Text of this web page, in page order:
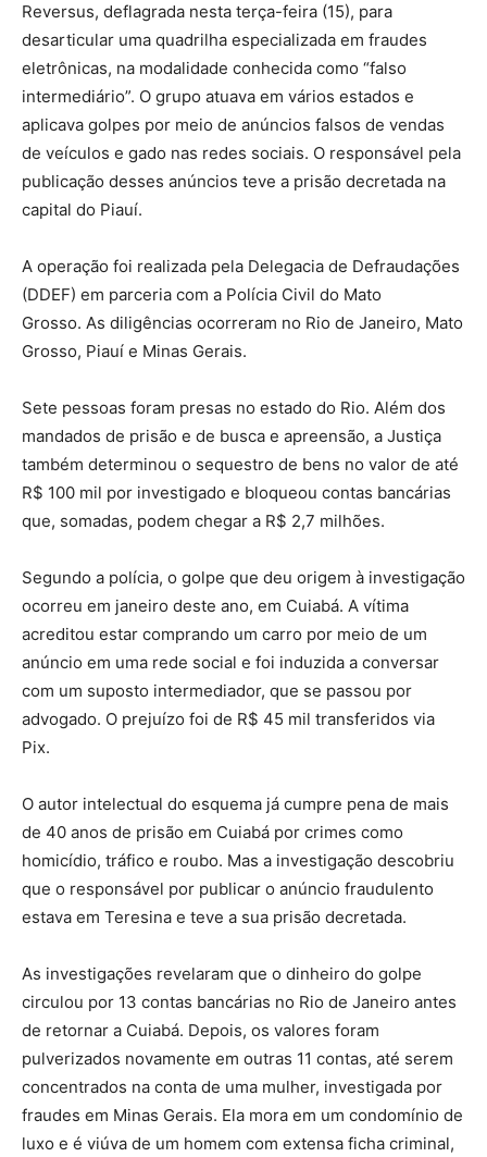
Reversus, deflagrada nesta terça-feira (15), para
desarticular uma quadrilha especializada em fraudes
eletrônicas, na modalidade conhecida como “falso
intermediário”. O grupo atuava em vários estados e
aplicava golpes por meio de anúncios falsos de vendas
de veículos e gado nas redes sociais. O responsável pela
publicação desses anúncios teve a prisão decretada na
capital do Piauí.
A operação foi realizada pela Delegacia de Defraudações
(DDEF) em parceria com a Polícia Civil do Mato
Grosso. As diligências ocorreram no Rio de Janeiro, Mato
Grosso, Piauí e Minas Gerais.
Sete pessoas foram presas no estado do Rio. Além dos
mandados de prisão e de busca e apreensão, a Justiça
também determinou o sequestro de bens no valor de até
R$ 100 mil por investigado e bloqueou contas bancárias
que, somadas, podem chegar a R$ 2,7 milhões.
Segundo a polícia, o golpe que deu origem à investigação
ocorreu em janeiro deste ano, em Cuiabá. A vítima
acreditou estar comprando um carro por meio de um
anúncio em uma rede social e foi induzida a conversar
com um suposto intermediador, que se passou por
advogado. O prejuízo foi de R$ 45 mil transferidos via
Pix.
O autor intelectual do esquema já cumpre pena de mais
de 40 anos de prisão em Cuiabá por crimes como
homicídio, tráfico e roubo. Mas a investigação descobriu
que o responsável por publicar o anúncio fraudulento
estava em Teresina e teve a sua prisão decretada.
As investigações revelaram que o dinheiro do golpe
circulou por 13 contas bancárias no Rio de Janeiro antes
de retornar a Cuiabá. Depois, os valores foram
pulverizados novamente em outras 11 contas, até serem
concentrados na conta de uma mulher, investigada por
fraudes em Minas Gerais. Ela mora em um condomínio de
luxo e é viúva de um homem com extensa ficha criminal,